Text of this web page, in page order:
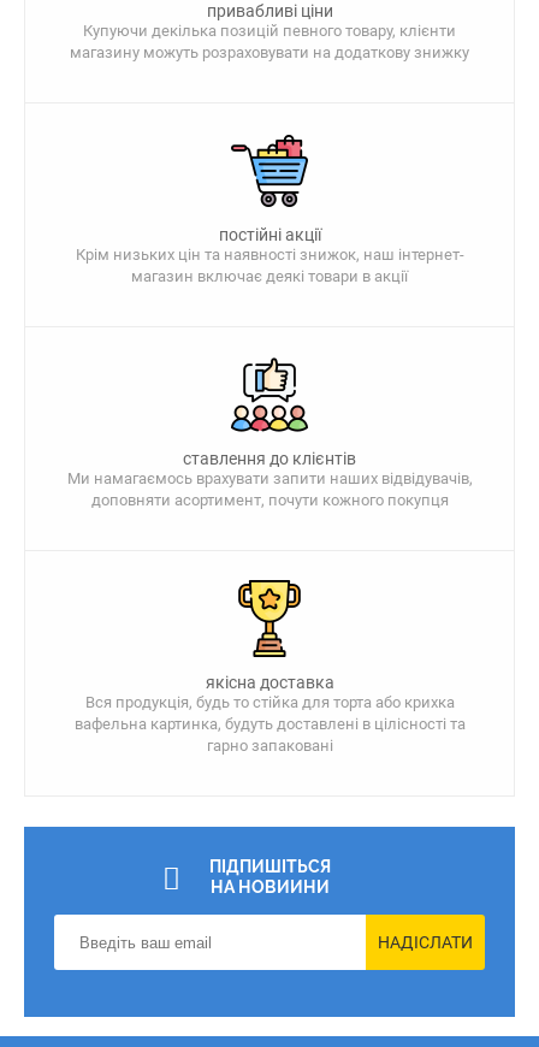
привабливі ціни
Купуючи декілька позицій певного товару, клієнти
магазину можуть розраховувати на додаткову знижку
постійні акції
Крім низьких цін та наявності знижок, наш інтернет-
магазин включає деякі товари в акції
ставлення до клієнтів
Ми намагаємось врахувати запити наших відвідувачів,
доповняти асортимент, почути кожного покупця
якісна доставка
Вся продукція, будь то стійка для торта або крихка
вафельна картинка, будуть доставлені в цілісності та
гарно запаковані
ПІДПИШІТЬСЯ
НА НОВИИНИ
НАДІСЛАТИ